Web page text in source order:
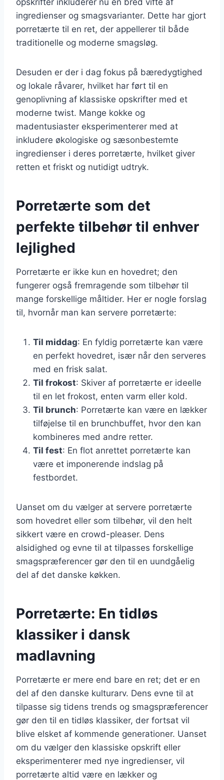
ingredienser og smagsvarianter. Dette har gjort
porretærte til en ret, der appellerer til både
traditionelle og moderne smagsløg.
Desuden er der i dag fokus på bæredygtighed
og lokale råvarer, hvilket har ført til en
genoplivning af klassiske opskrifter med et
moderne twist. Mange kokke og
madentusiaster eksperimenterer med at
inkludere økologiske og sæsonbestemte
ingredienser i deres porretærte, hvilket giver
retten et friskt og nutidigt udtryk.
Porretærte som det
perfekte tilbehør til enhver
lejlighed
Porretærte er ikke kun en hovedret; den
fungerer også fremragende som tilbehør til
mange forskellige måltider. Her er nogle forslag
til, hvornår man kan servere porretærte:
Til middag: En fyldig porretærte kan være
en perfekt hovedret, især når den serveres
med en frisk salat.
Til frokost: Skiver af porretærte er ideelle
til en let frokost, enten varm eller kold.
Til brunch: Porretærte kan være en lækker
tilføjelse til en brunchbuffet, hvor den kan
kombineres med andre retter.
Til fest: En flot anrettet porretærte kan
være et imponerende indslag på
festbordet.
Uanset om du vælger at servere porretærte
som hovedret eller som tilbehør, vil den helt
sikkert være en crowd-pleaser. Dens
alsidighed og evne til at tilpasses forskellige
smagspræferencer gør den til en uundgåelig
del af det danske køkken.
Porretærte: En tidløs
klassiker i dansk
madlavning
Porretærte er mere end bare en ret; det er en
del af den danske kulturarv. Dens evne til at
tilpasse sig tidens trends og smagspræferencer
gør den til en tidløs klassiker, der fortsat vil
blive elsket af kommende generationer. Uanset
om du vælger den klassiske opskrift eller
eksperimenterer med nye ingredienser, vil
porretærte altid være en lækker og